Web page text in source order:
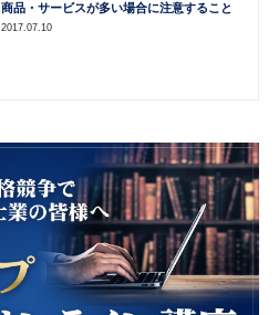
商品・サービスが多い場合に注意すること
2017.07.10